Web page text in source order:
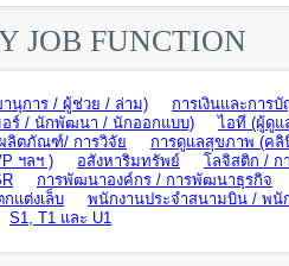
JOB FUNCTION
านุการ / ผู้ช่วย / ล่าม) การเงินและการ
อร์ / นักพัฒนา / นักออกแบบ)
ไอที (ผู้ดูแ
ลิตภัณฑ์/ การวิจัย
การดูแลสุขภาพ (ค
ฯลฯ )
อสังหาริมทรัพย์ โลจิสติก / ก
การพัฒนาองค์กร / การพัฒนาธุรกิจ
แต่งเล็บ
พนักงานประจำสนามบิน / พนั
S1, T1 และ U1